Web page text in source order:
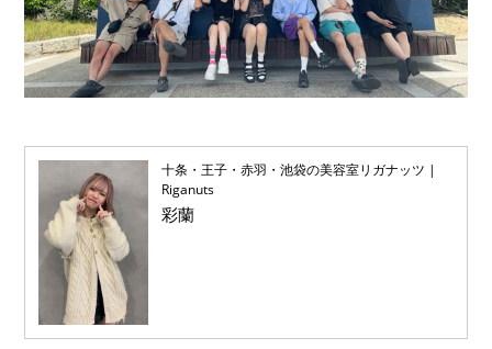
十条・王子・赤羽・池袋の美容室リガナッツ |
Riganuts
彩蘭